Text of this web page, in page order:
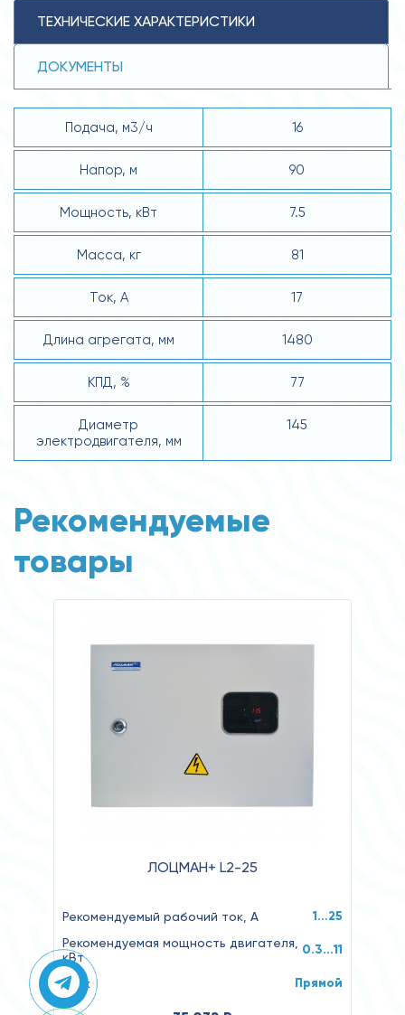
ТЕХНИЧЕСКИЕ ХАРАКТЕРИСТИКИ
ДОКУМЕНТЫ
Подача, м3/ч 16
Напор, м 90
Мощность, кВт 7.5
Масса, кг 81
Ток, А 17
Длина агрегата, мм 1480
КПД, % 77
Диаметр
электродвигателя, мм
145
Рекомендуемые
товары
ЛОЦМАН+ L2-25
Рекомендуемый рабочий ток, А 1…25
Рекомендуемая мощность двигателя,
кВт
0.3...11
Пуск Прямой